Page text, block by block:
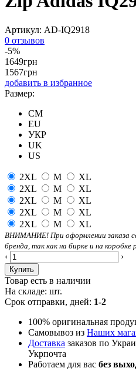
Артикул: AD-IQ2918
0 отзывов
-5%
1649грн
1567грн
добавить в избранное
Размер:
CM
EU
УКР
UK
US
2XL M
XL
2XL
M
XL
2XL
M
XL
2XL
M
XL
2XL
M XL
ВНИМАНИЕ! При оформлении заказа
бренда, так как на бирке и на коробке
‹ ›
Купить
Товар есть в наличии
На складе: шт.
Срок отправки, дней: 1-2
100% оригинальная
Самовывоз из Наших
Доставка заказов по
Укрпочта
Работаем для вас без